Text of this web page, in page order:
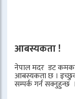
आबस्यकता !
नेपाल मदर डट कमका
आबस्यकता छ ।
सम्पर्क गर्न सक्नुहुन्छ ।